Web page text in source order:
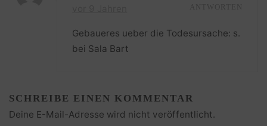
Gebaueres ueber die Todesursache: s.
bei Sala Bart
SCHREIBE EINEN KOMMENTAR
Deine E-Mail-Adresse wird nicht veröffentlicht.